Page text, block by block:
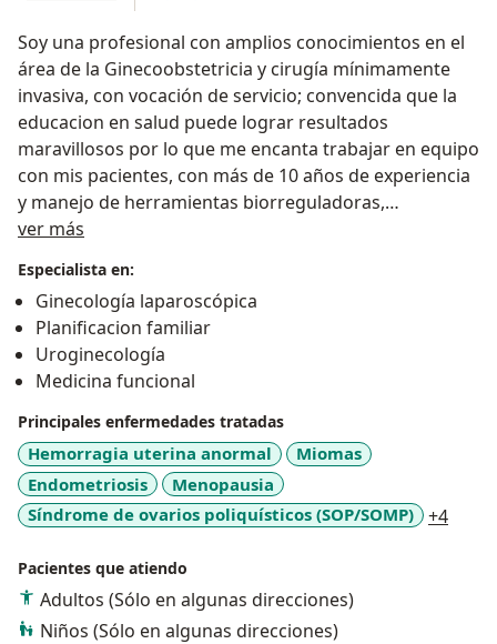
Soy una profesional con amplios conocimientos en el
área de la Ginecoobstetricia y cirugía mínimamente
invasiva, con vocación de servicio; convencida que la
educacion en salud puede lograr resultados
maravillosos por lo que me encanta trabajar en equipo
con mis pacientes, con más de 10 años de experiencia
y manejo de herramientas biorreguladoras,
nutricionales y psicologicas para complementar el
aquejan la mujer.
ver más
Especialista en:
Ginecología laparoscópica
Planificacion familiar
Uroginecología
Medicina funcional
Principales enfermedades tratadas
Hemorragia uterina anormal
Miomas
Endometriosis
Menopausia
Síndrome de ovarios poliquísticos (SOP/SOMP)
+4
Pacientes que atiendo
Adultos (Sólo en algunas direcciones)
Niños (Sólo en algunas direcciones)